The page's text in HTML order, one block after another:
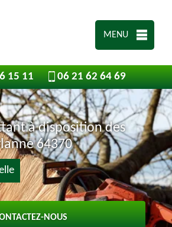
MENU
15 11 06 21 62 64 69
à disposition des
64370
NOUS